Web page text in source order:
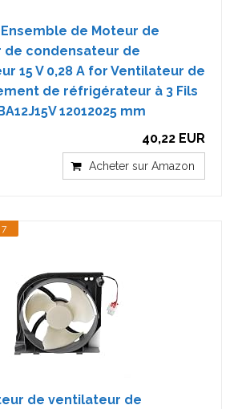
de Moteur de
de condensateur de
15 V 0,28 A for Ventilateur de
de réfrigérateur à 3 Fils
12012025 mm
40,22 EUR
Acheter sur Amazon
de ventilateur de